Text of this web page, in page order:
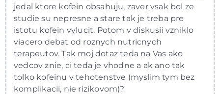
jedal ktore kofein obsahuju, zaver vsak bol ze
studie su nepresne a stare tak je treba pre
istotu kofein vylucit. Potom v diskusii vzniklo
viacero debat od roznych nutricnych
terapeutov. Tak moj dotaz teda na Vas ako
vedcov znie, ci teda je vhodne a ak ano tak
tolko kofeinu v tehotenstve (myslim tym bez
komplikacii, nie rizikovom)?